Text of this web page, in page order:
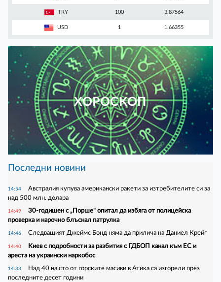
TRY 100 3.87564
USD 1 1.66355
ХОРОСКОП
Последни новини
14:54
Австралия купува американски ракети за изтребителите си за
над 500 млн. долара
14:49
30-годишен с „Порше" опитал да избяга от полицейска
проверка и нарочно блъснал патрулка
14:46 Следващият Джеймс Бонд няма да прилича на Даниел Крейг
14:40
Киев с подробности за разбития с ГДБОП канал към ЕС и
ареста на украински наркобос
14:33
Над 40 на сто от горските масиви в Атика са изгорели през
последните десет години